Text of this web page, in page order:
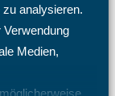
analysieren.
Medien,
definieren?
für die